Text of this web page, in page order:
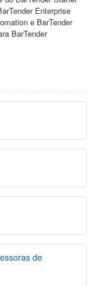
Enterprise
e BarTender
BarTender
de